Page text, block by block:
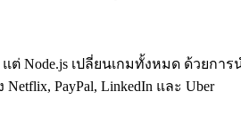
Node.js เปลี่ยนเกมทั้งหมด ด้วยกา
PayPal, LinkedIn และ Uber